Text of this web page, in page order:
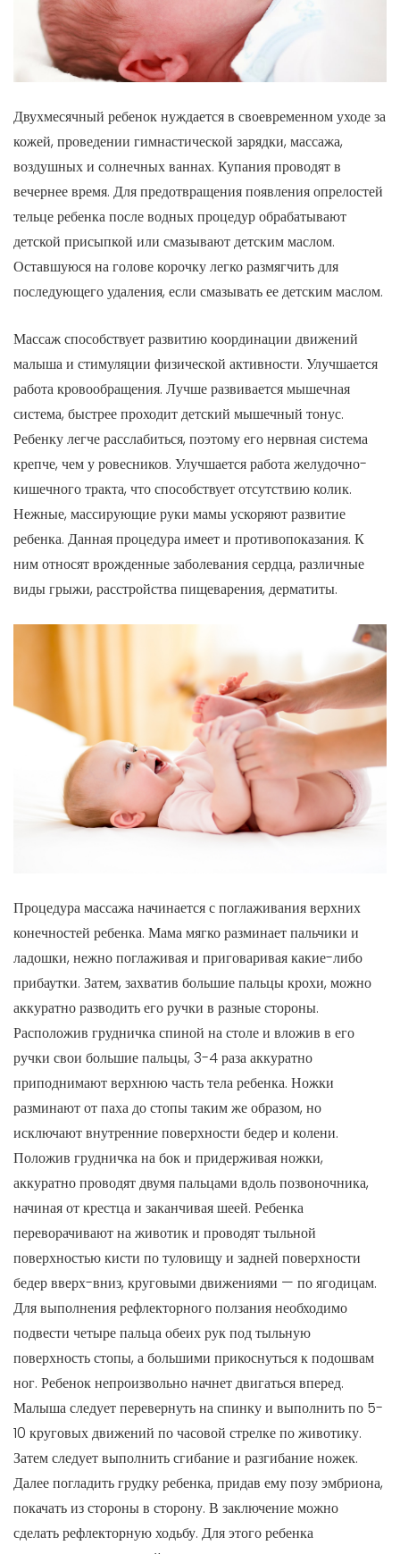
Двухмесячный ребенок нуждается в своевременном уходе за
кожей, проведении гимнастической зарядки, массажа,
воздушных и солнечных ваннах. Купания проводят в
вечернее время. Для предотвращения появления опрелостей
тельце ребенка после водных процедур обрабатывают
детской присыпкой или смазывают детским маслом.
Оставшуюся на голове корочку легко размягчить для
последующего удаления, если смазывать ее детским маслом.
Массаж способствует развитию координации движений
малыша и стимуляции физической активности. Улучшается
работа кровообращения. Лучше развивается мышечная
система, быстрее проходит детский мышечный тонус.
Ребенку легче расслабиться, поэтому его нервная система
крепче, чем у ровесников. Улучшается работа желудочно-
кишечного тракта, что способствует отсутствию колик.
Нежные, массирующие руки мамы ускоряют развитие
ребенка. Данная процедура имеет и противопоказания. К
ним относят врожденные заболевания сердца, различные
виды грыжи, расстройства пищеварения, дерматиты.
Процедура массажа начинается с поглаживания верхних
конечностей ребенка. Мама мягко разминает пальчики и
ладошки, нежно поглаживая и приговаривая какие-либо
прибаутки. Затем, захватив большие пальцы крохи, можно
аккуратно разводить его ручки в разные стороны.
Расположив грудничка спиной на столе и вложив в его
ручки свои большие пальцы, 3-4 раза аккуратно
приподнимают верхнюю часть тела ребенка. Ножки
разминают от паха до стопы таким же образом, но
исключают внутренние поверхности бедер и колени.
Положив грудничка на бок и придерживая ножки,
аккуратно проводят двумя пальцами вдоль позвоночника,
начиная от крестца и заканчивая шеей. Ребенка
переворачивают на животик и проводят тыльной
поверхностью кисти по туловищу и задней поверхности
бедер вверх-вниз, круговыми движениями — по ягодицам.
Для выполнения рефлекторного ползания необходимо
подвести четыре пальца обеих рук под тыльную
поверхность стопы, а большими прикоснуться к подошвам
ног. Ребенок непроизвольно начнет двигаться вперед.
Малыша следует перевернуть на спинку и выполнить по 5-
10 круговых движений по часовой стрелке по животику.
Затем следует выполнить сгибание и разгибание ножек.
Далее погладить грудку ребенка, придав ему позу эмбриона,
покачать из стороны в сторону. В заключение можно
сделать рефлекторную ходьбу. Для этого ребенка